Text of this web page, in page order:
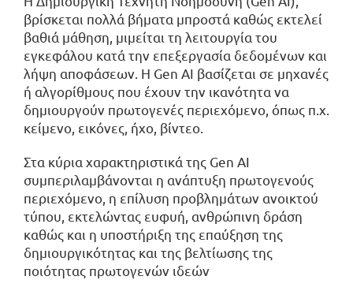
βρίσκεται πολλά βήματα μπροστά καθώς εκτελεί
βαθιά μάθηση, μιμείται τη λειτουργία του
εγκεφάλου κατά την επεξεργασία δεδομένων και
λήψη αποφάσεων. Η Gen AI βασίζεται σε μηχανές
ή αλγορίθμους που έχουν την ικανότητα να
δημιουργούν πρωτογενές περιεχόμενο, όπως π.χ.
κείμενο, εικόνες, ήχο, βίντεο.
Στα κύρια χαρακτηριστικά της Gen ΑΙ
συμπεριλαμβάνονται η ανάπτυξη πρωτογενούς
περιεχόμενο, η επίλυση προβλημάτων ανοικτού
τύπου, εκτελώντας ευφυή, ανθρώπινη δράση
καθώς και η υποστήριξη της επαύξηση της
δημιουργικότητας και της βελτίωσης της
ποιότητας πρωτογενών ιδεών